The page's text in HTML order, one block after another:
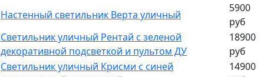
Настенный светильник Верта уличный
5900
руб
Светильник уличный Рентай c зеленой
декоративной подсветкой и пультом ДУ
18900
руб
Светильник уличный Крисми с синей
14900